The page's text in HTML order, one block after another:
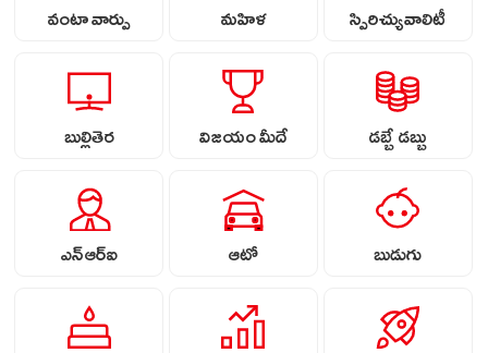
వంటా వార్పు మహిళ స్పిరిచ్యువాలిటీ
బుల్లితెర విజయం మీదే డబ్బే డబ్బు
ఎన్ఆర్ఐ ఆటో బుడుగు